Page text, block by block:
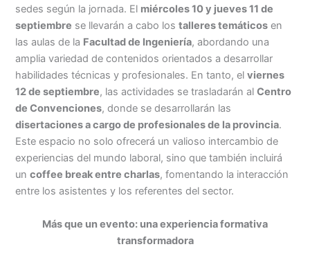
sedes según la jornada. El miércoles 10 y jueves 11 de
septiembre se llevarán a cabo lostalleres temáticos en
las aulas de la Facultad de Ingeniería, abordando una
amplia variedad de contenidos orientados a desarrollar
habilidades técnicas y profesionales. En tanto, elviernes
12 de septiembre, las actividades se trasladarán alCentro
de Convenciones, donde se desarrollarán las
disertaciones a cargo de profesionales de la provincia.
Este espacio no solo ofrecerá un valioso intercambio de
experiencias del mundo laboral, sino que también incluirá
uncoffee break entre charlas, fomentando la interacción
entre los asistentes y los referentes del sector.
Más que un evento: una experiencia formativa
transformadora